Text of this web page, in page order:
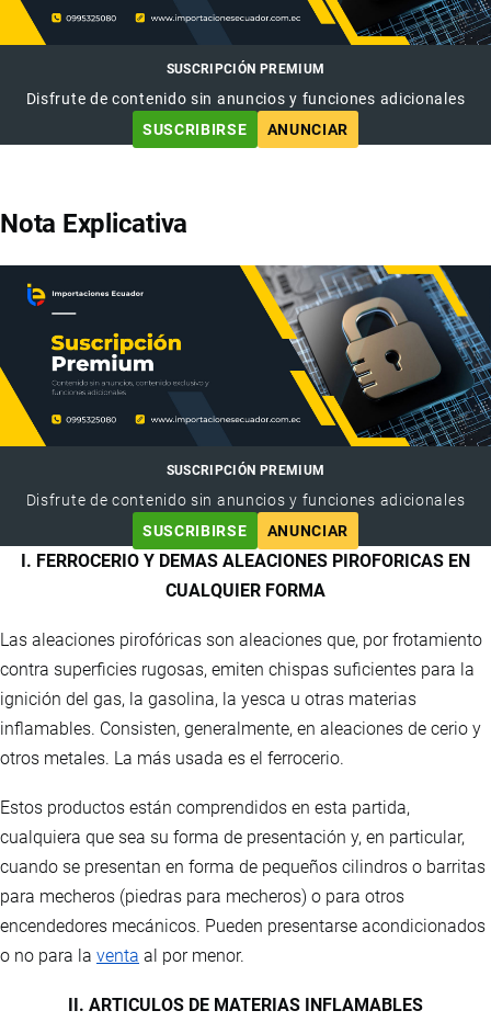
SUSCRIPCIÓN PREMIUM
Disfrute de contenido sin anuncios y funciones adicionales
SUSCRIBIRSE
ANUNCIAR
Nota Explicativa
SUSCRIPCIÓN PREMIUM
Disfrute de contenido sin anuncios y funciones adicionales
SUSCRIBIRSE
ANUNCIAR
I. FERROCERIO Y DEMAS ALEACIONES PIROFORICAS EN
CUALQUIER FORMA
Las aleaciones pirofóricas son aleaciones que, por frotamiento
contra superficies rugosas, emiten chispas suficientes para la
ignición del gas, la gasolina, la yesca u otras materias
inflamables. Consisten, generalmente, en aleaciones de cerio y
otros metales. La más usada es el ferrocerio.
Estos productos están comprendidos en esta partida,
cualquiera que sea su forma de presentación y, en particular,
cuando se presentan en forma de pequeños cilindros o barritas
para mecheros (piedras para mecheros) o para otros
encendedores mecánicos. Pueden presentarse acondicionados
o no para la venta al por menor.
II. ARTICULOS DE MATERIAS INFLAMABLES